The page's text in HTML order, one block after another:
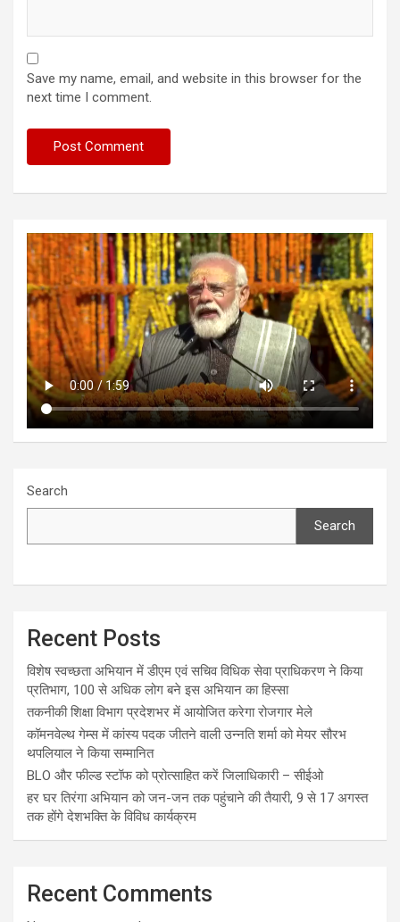
Save my name, email, and website in this browser for the
next time I comment.
Search
Search
Recent Posts
विशेष स्वच्छता अभियान में डीएम एवं सचिव विधिक सेवा प्राधिकरण ने किया
प्रतिभाग, 100 से अधिक लोग बने इस अभियान का हिस्सा
तकनीकी शिक्षा विभाग प्रदेशभर में आयोजित करेगा रोजगार मेले
कॉमनवेल्थ गेम्स में कांस्य पदक जीतने वाली उन्नति शर्मा को मेयर सौरभ
थपलियाल ने किया सम्मानित
BLO और फील्ड स्टॉफ को प्रोत्साहित करें जिलाधिकारी – सीईओ
हर घर तिरंगा अभियान को जन-जन तक पहुंचाने की तैयारी, 9 से 17 अगस्त
तक होंगे देशभक्ति के विविध कार्यक्रम
Recent Comments